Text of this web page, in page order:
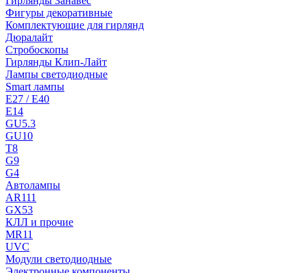
Фигуры декоративные
Комплектующие для гирлянд
Дюралайт
Стробоскопы
Гирлянды Клип-Лайт
Лампы светодиодные
Smart лампы
E27 / E40
E14
GU5.3
GU10
T8
G9
G4
Автолампы
AR111
GX53
КЛЛ и прочие
MR11
UVC
Модули светодиодные